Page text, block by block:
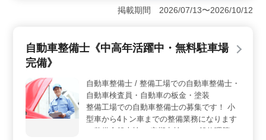
日123日とオンオフの切り替えがしやすい環境です。土日
祝休みの完全週休二日制に加え、看護休暇の取得実績も
定申告補助、事業承継支援など、会計事務所経験を幅広
く活かせる業務が中心です。年数不問で経験を評価する
す。 ＜少数精鋭で安心して働ける＞ 従業員2名の少
数精鋭事務所で、落ち着いた職場です。シニアスタッフ
が活躍中で、車通勤も可能。ベテランとして事務所を支
える役割を担い、安定したキャリアを築けます。
掲載期間 2026/07/13〜2026/10/12
自動車整備士《中高年活躍中・無料駐車場
完備》
自動車整備士 / 整備工場での自動車整備士・
自動車検査員・自動車の板金・塗装
整備工場での自動車整備士の募集です！ 小
型車から4トン車までの整備業務になります
・整備全般車検 ・定期点検 ・一般修理等 ＊